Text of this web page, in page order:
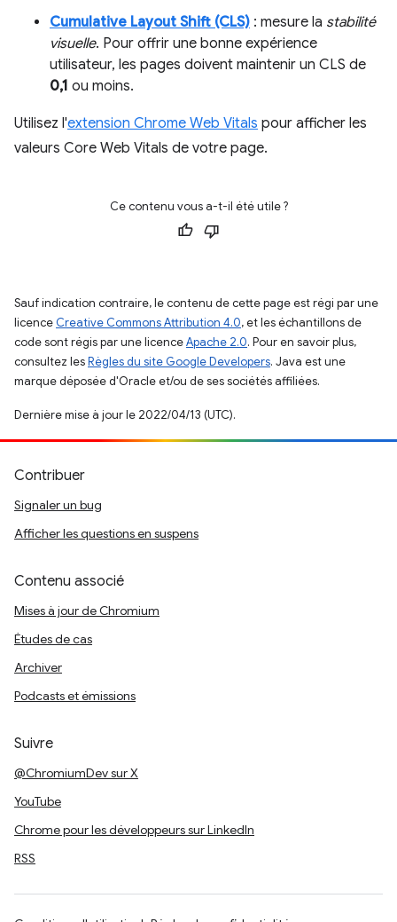
Cumulative Layout Shift (CLS) : mesure la stabilité
visuelle. Pour offrir une bonne expérience
utilisateur, les pages doivent maintenir un CLS de
0,1 ou moins.
Utilisez l'extension Chrome Web Vitals pour afficher les
valeurs Core Web Vitals de votre page.
Ce contenu vous a-t-il été utile ?
Sauf indication contraire, le contenu de cette page est régi par une
licence Creative Commons Attribution 4.0, et les échantillons de
code sont régis par une licenceApache 2.0. Pour en savoir plus,
consultez lesRègles du site Google Developers. Java est une
marque déposée d'Oracle et/ou de ses sociétés affiliées.
Dernière mise à jour le 2022/04/13 (UTC).
Contribuer
Signaler un bug
Afficher les questions en suspens
Contenu associé
Mises à jour de Chromium
Études de cas
Archiver
Podcasts et émissions
Suivre
@ChromiumDev sur X
YouTube
Chrome pour les développeurs sur LinkedIn
RSS